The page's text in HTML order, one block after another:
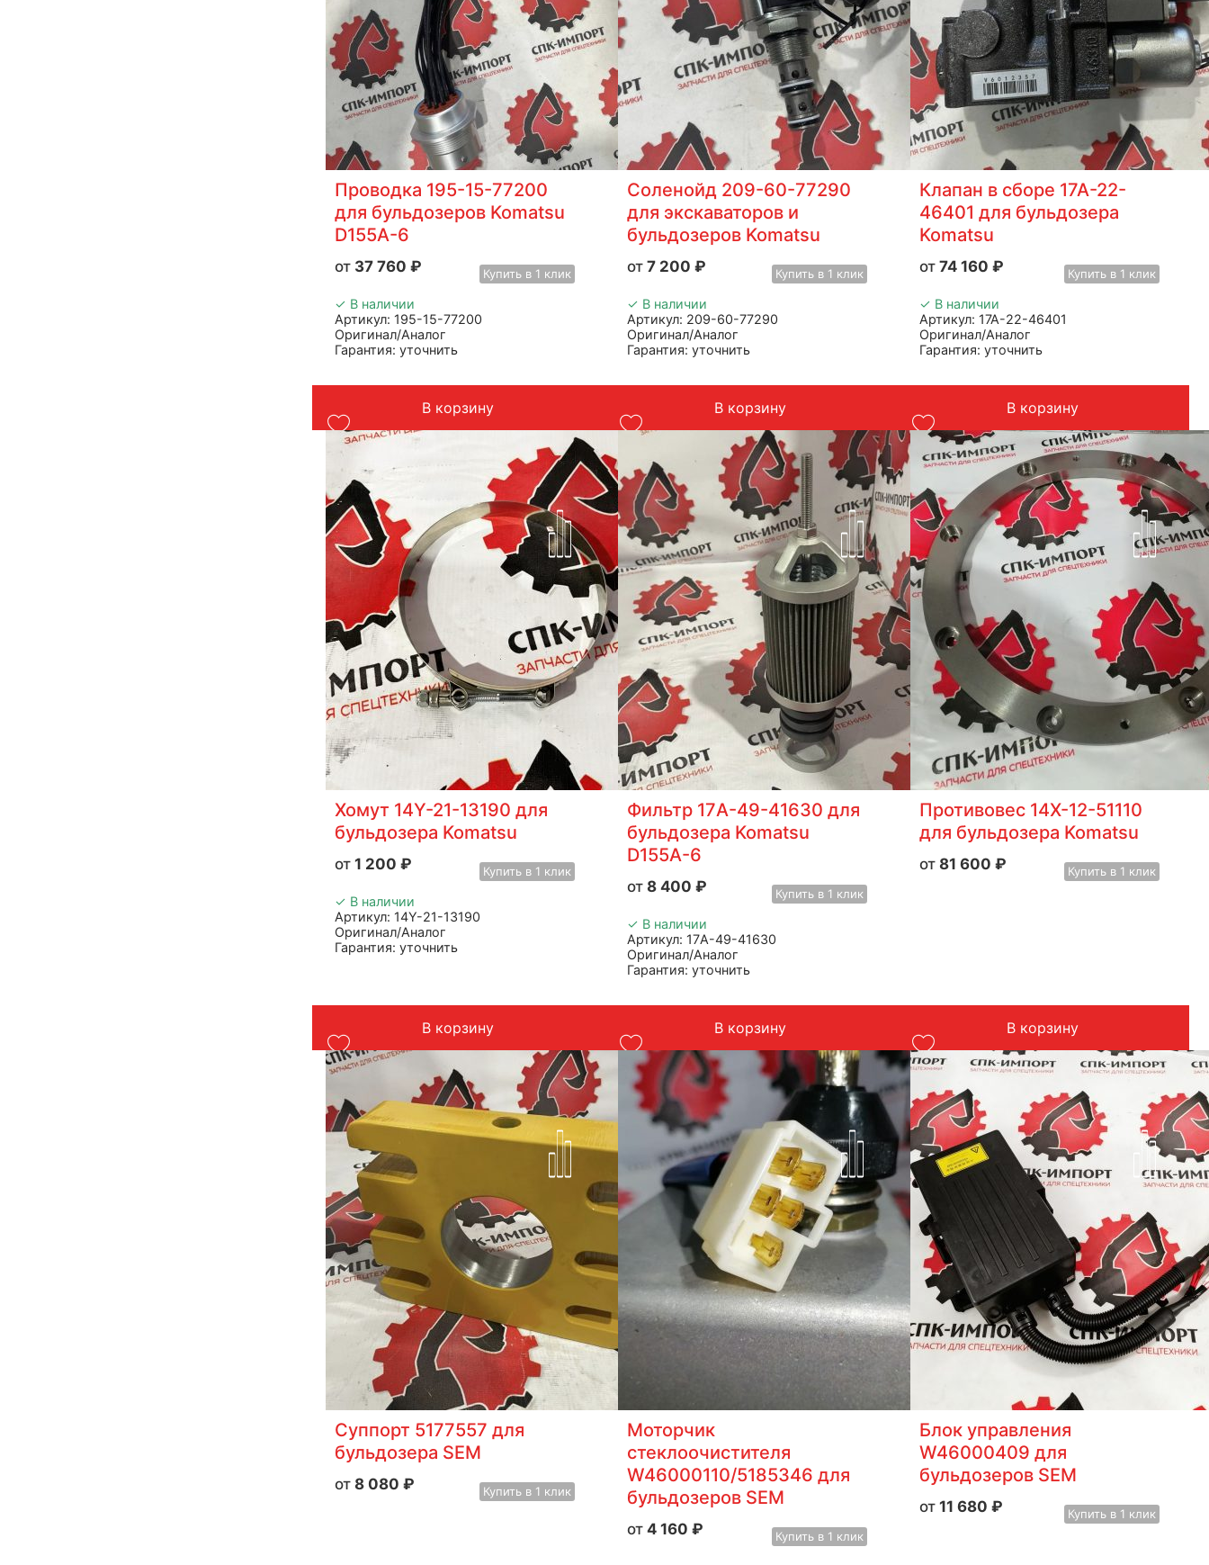
Проводка 195-15-77200
для бульдозеров Komatsu
D155A-6
37 760 ₽ Купить в 1 клик
✓ В наличии
Артикул: 195-15-77200
Оригинал/Аналог
Гарантия: уточнить
Komatsu
Вес: до 1 кг
В корзину
Соленойд 209-60-77290
для экскаваторов и
бульдозеров Komatsu
7 200 ₽ Купить в 1 клик
✓ В наличии
Артикул: 209-60-77290
Оригинал/Аналог
Гарантия: уточнить
Komatsu
Вес: до 1 кг
В корзину
Клапан в сборе 17А-22-
46401 для бульдозера
Komatsu
74 160 ₽ Купить в 1 клик
✓ В наличии
Артикул: 17А-22-46401
Оригинал/Аналог
Гарантия: уточнить
Вес: 3 кг
В корзину
Хомут 14Y-21-13190 для
бульдозера Komatsu
1 200 ₽ Купить в 1 клик
✓ В наличии
Артикул: 14Y-21-13190
Оригинал/Аналог
Гарантия: уточнить
Вес: до 1 кг
В корзину
Фильтр 17A-49-41630 для
бульдозера Komatsu
D155A-6
8 400 ₽ Купить в 1 клик
✓ В наличии
Артикул: 17A-49-41630
Оригинал/Аналог
Гарантия: уточнить
Вес: 2 кг
В корзину
Противовес 14X-12-51110
для бульдозера Komatsu
81 600 ₽ Купить в 1 клик
В корзину
Суппорт 5177557 для
бульдозера SEM
8 080 ₽ Купить в 1 клик
Моторчик
стеклоочистителя
W46000110/5185346 для
бульдозеров SEM
4 160 ₽ Купить в 1 клик
Блок управления
W46000409 для
бульдозеров SEM
11 680 ₽ Купить в 1 клик